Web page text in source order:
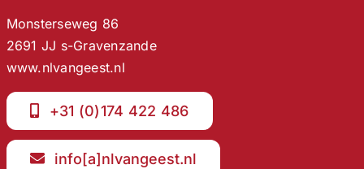
Monsterseweg 86
2691 JJ s-Gravenzande
www.nlvangeest.nl
+31 (0)174 422 486
info[a]nlvangeest.nl